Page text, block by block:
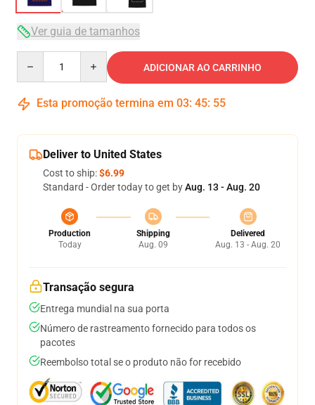
Ver guia de tamanhos
ADICIONAR AO CARRINHO
Esta promoção termina em 03: 45: 54
Deliver to United States
Cost to ship:$6.99
Standard - Order today to get byAug. 13 - Aug. 20
Production
Today
Shipping
Aug. 09
Delivered
Aug. 13 - Aug. 20
Transação segura
Entrega mundial na sua porta
Número de rastreamento fornecido para todos os
pacotes
Reembolso total se o produto não for recebido